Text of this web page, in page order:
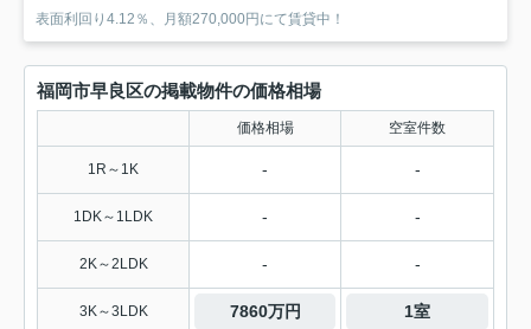
表面利回り4.12％、月額270,000円にて賃貸中！
福岡市早良区の掲載物件の価格相場
価格相場 空室件数
1R～1K - -
1DK～1LDK - -
2K～2LDK - -
3K～3LDK 7860万円 1室